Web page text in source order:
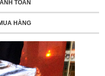
TOÁN
HÀNG